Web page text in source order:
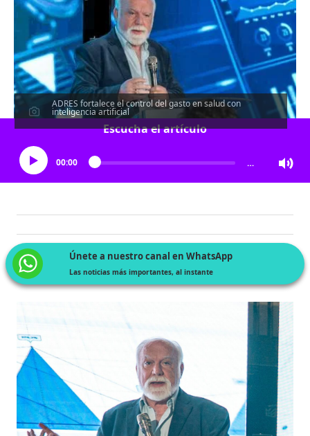
ADRES fortalece el control del gasto en salud con
inteligencia artificial
Escucha el artículo
00:00 …
Únete a nuestro canal en WhatsApp
Las noticias más importantes, al instante